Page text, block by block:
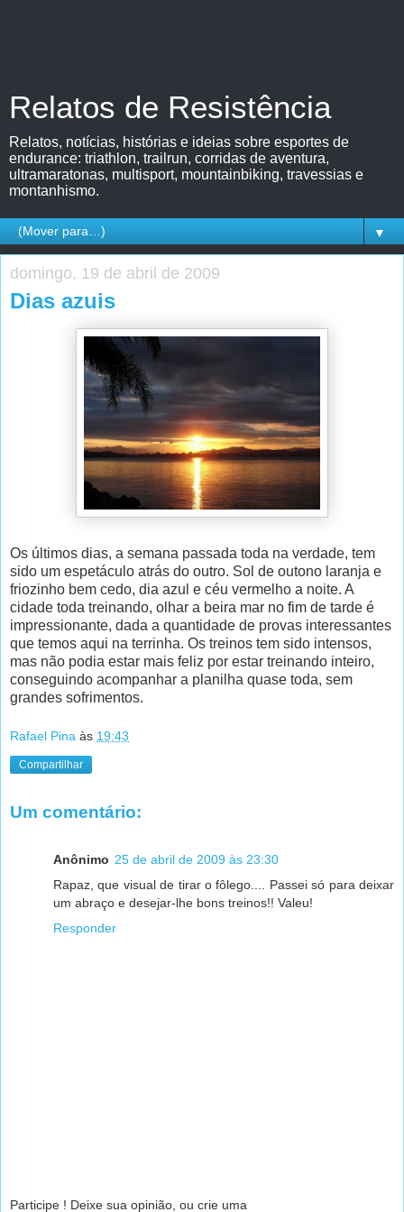
Relatos de Resistência
Relatos, notícias, histórias e ideias sobre esportes de
endurance: triathlon, trailrun, corridas de aventura,
ultramaratonas, multisport, mountainbiking, travessias e
montanhismo.
▼
domingo, 19 de abril de 2009
Dias azuis
Os últimos dias, a semana passada toda na verdade, tem
sido um espetáculo atrás do outro. Sol de outono laranja e
friozinho bem cedo, dia azul e céu vermelho a noite. A
cidade toda treinando, olhar a beira mar no fim de tarde é
impressionante, dada a quantidade de provas interessantes
que temos aqui na terrinha. Os treinos tem sido intensos,
mas não podia estar mais feliz por estar treinando inteiro,
conseguindo acompanhar a planilha quase toda, sem
grandes sofrimentos.
Rafael Pina às 19:43
Compartilhar
Um comentário:
Anônimo 25 de abril de 2009 às 23:30
Rapaz, que visual de tirar o fôlego.... Passei só para deixar
um abraço e desejar-lhe bons treinos!! Valeu!
Responder
Participe ! Deixe sua opinião, ou crie uma